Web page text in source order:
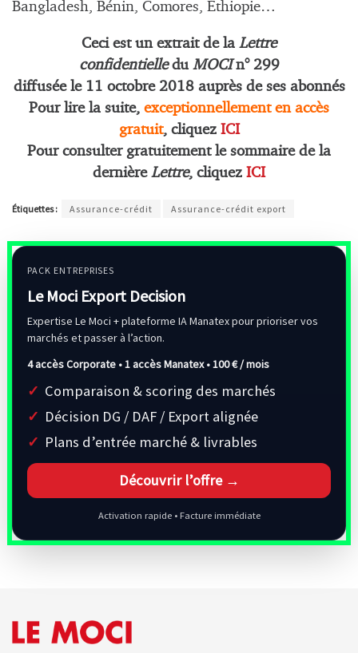
Bangladesh, Bénin, Comores, Éthiopie…
Ceci est un extrait de la Lettre
confidentielledu MOCIn° 299
diffusée le 11 octobre 2018 auprès de ses abonnés
Pour lire la suite, exceptionnellement en accès
gratuit, cliquez ICI
Pour consulter gratuitement le sommaire de la
dernière Lettre, cliquez ICI
Étiquettes : Assurance-crédit Assurance-crédit export
PACK ENTREPRISES
Le Moci Export Decision
Expertise Le Moci + plateforme IA Manatex pour prioriser vos
marchés et passer à l’action.
4 accès Corporate • 1 accès Manatex •100 € / mois
Comparaison & scoring des marchés
Décision DG / DAF / Export alignée
Plans d’entrée marché & livrables
Découvrir l’offre →
Activation rapide • Facture immédiate